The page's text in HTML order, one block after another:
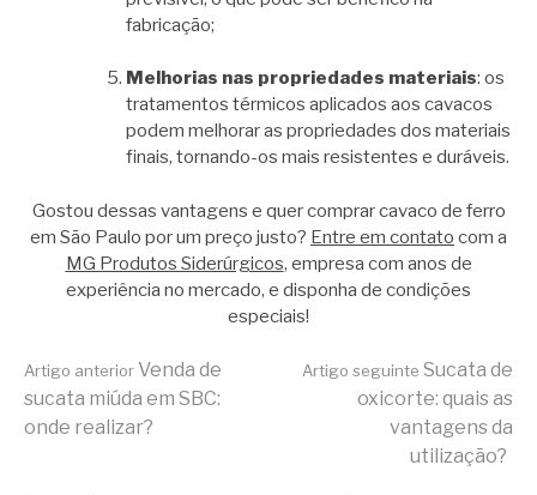
fabricação;
Melhorias nas propriedades materiais: os
tratamentos térmicos aplicados aos cavacos
podem melhorar as propriedades dos materiais
finais, tornando-os mais resistentes e duráveis.
Gostou dessas vantagens e quer comprar cavaco de ferro
em São Paulo por um preço justo? Entre em contato com a
MG Produtos Siderúrgicos, empresa com anos de
experiência no mercado, e disponha de condições
especiais!
Continue
Artigo anterior Venda de
sucata miúda em SBC:
onde realizar?
Artigo seguinte Sucata de
oxicorte: quais as
vantagens da
utilização?